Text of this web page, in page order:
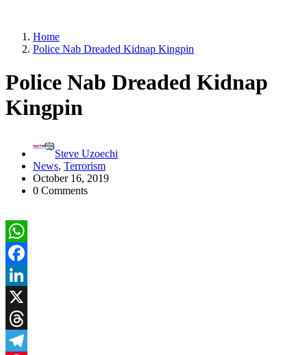
Home
Police Nab Dreaded Kidnap Kingpin
Police Nab Dreaded Kidnap
Kingpin
Steve Uzoechi
News, Terrorism
October 16, 2019
0 Comments
WhatsApp
Facebook
LinkedIn
X
Threads